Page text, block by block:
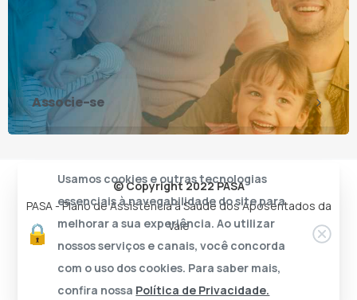
Associe-se
© Copyright 2022 PASA
PASA - Plano de Assistência à Saúde dos Aposentados da
Vale
Usamos cookies e outras tecnologias
essenciais à navegabilidade do site para
melhorar a sua experiência. Ao utilizar
nossos serviços e canais, você concorda
com o uso dos cookies. Para saber mais,
confira nossa Política de Privacidade.